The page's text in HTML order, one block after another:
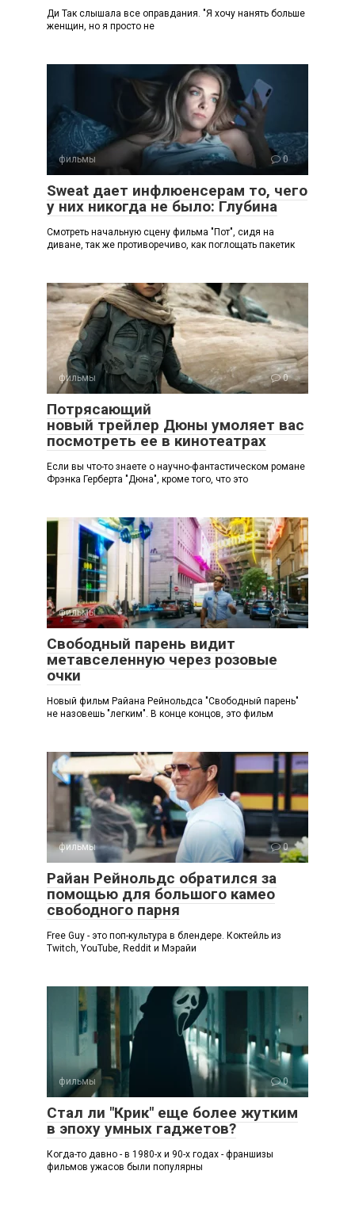
Ди Так слышала все оправдания. "Я хочу нанять больше
женщин, но я просто не
фильмы 0
Sweat дает инфлюенсерам то, чего
у них никогда не было: Глубина
Смотреть начальную сцену фильма "Пот", сидя на
диване, так же противоречиво, как поглощать пакетик
фильмы 0
Потрясающий
новый трейлер Дюны умоляет вас
посмотреть ее в кинотеатрах
Если вы что-то знаете о научно-фантастическом романе
Фрэнка Герберта "Дюна", кроме того, что это
фильмы 0
Свободный парень видит
метавселенную через розовые
очки
Новый фильм Райана Рейнольдса "Свободный парень"
не назовешь "легким". В конце концов, это фильм
фильмы 0
Райан Рейнольдс обратился за
помощью для большого камео
свободного парня
Free Guy - это поп-культура в блендере. Коктейль из
Twitch, YouTube, Reddit и Мэрайи
фильмы 0
Стал ли "Крик" еще более жутким
в эпоху умных гаджетов?
Когда-то давно - в 1980-х и 90-х годах - франшизы
фильмов ужасов были популярны